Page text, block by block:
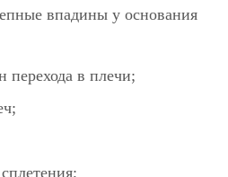
впадины у основания
перехода в плечи;